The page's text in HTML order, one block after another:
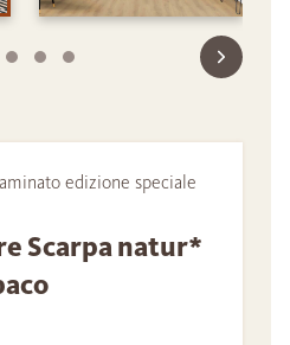
edizione speciale
Scarpa natur*